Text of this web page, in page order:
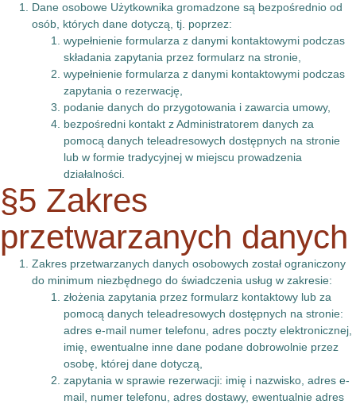
Dane osobowe Użytkownika gromadzone są bezpośrednio od
osób, których dane dotyczą, tj. poprzez:
wypełnienie formularza z danymi kontaktowymi podczas
składania zapytania przez formularz na stronie,
wypełnienie formularza z danymi kontaktowymi podczas
zapytania o rezerwację,
podanie danych do przygotowania i zawarcia umowy,
bezpośredni kontakt z Administratorem danych za
pomocą danych teleadresowych dostępnych na stronie
lub w formie tradycyjnej w miejscu prowadzenia
działalności.
§5 Zakres
przetwarzanych danych
Zakres przetwarzanych danych osobowych został ograniczony
do minimum niezbędnego do świadczenia usług w zakresie:
złożenia zapytania przez formularz kontaktowy lub za
pomocą danych teleadresowych dostępnych na stronie:
adres e-mail numer telefonu, adres poczty elektronicznej,
imię, ewentualne inne dane podane dobrowolnie przez
osobę, której dane dotyczą,
zapytania w sprawie rezerwacji: imię i nazwisko, adres e-
mail, numer telefonu, adres dostawy, ewentualnie adres